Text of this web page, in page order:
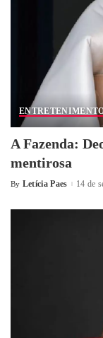
A Fazenda:
mentirosa
By Letícia Paes 14 de